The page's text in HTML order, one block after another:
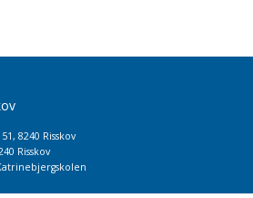
8240 Risskov
Risskov